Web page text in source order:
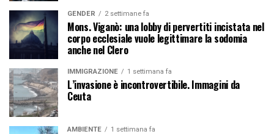
GENDER 2 settimane fa
Mons. Viganò: una lobby di pervertiti incistata nel
corpo ecclesiale vuole legittimare la sodomia
anche nel Clero
IMMIGRAZIONE 1 settimana fa
L’invasione è incontrovertibile. Immagini da
Ceuta
AMBIENTE 1 settimana fa